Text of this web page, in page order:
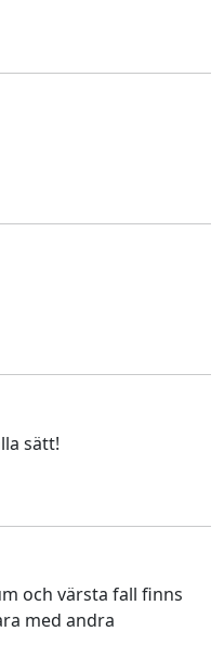
sätt!
och värsta fall finns
med andra